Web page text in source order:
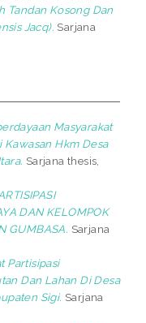
Tandan Kosong Dan
Jacq). Sarjana
Masyarakat
Kawasan Hkm Desa
Sarjana thesis,
DAN KELOMPOK
GUMBASA. Sarjana
Partisipasi
Dan Lahan Di Desa
Sigi. Sarjana